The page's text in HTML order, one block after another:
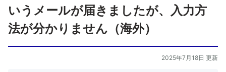
いうメールが届きましたが、入力方
法が分かりません（海外）
2025年7月18日 更新